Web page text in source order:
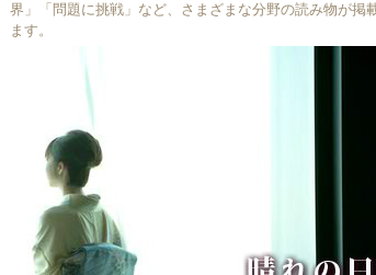
界」「問題に挑戦」など、さまざまな分野の読み物が掲
ます。